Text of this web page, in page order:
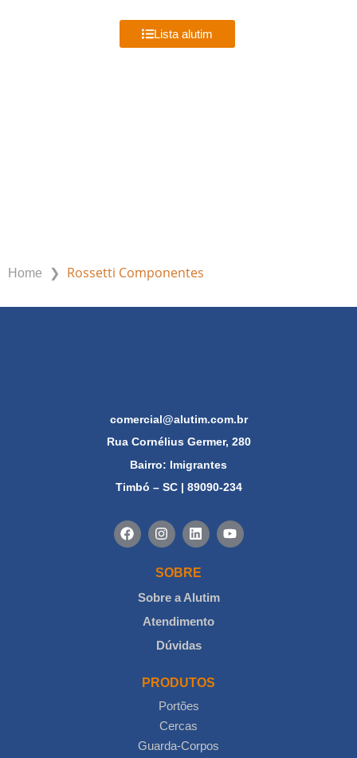
Lista alutim
Home ❯ Rossetti Componentes
comercial@alutim.com.br
Rua Cornélius Germer, 280
Bairro: Imigrantes
Timbó – SC | 89090-234
SOBRE
Sobre a Alutim
Atendimento
Dúvidas
PRODUTOS
Portões
Cercas
Guarda-Corpos